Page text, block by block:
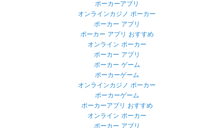
ポーカーアプリ
オンラインカジノ ポーカー
ポーカー アプリ
ポーカー アプリ おすすめ
オンライン ポーカー
ポーカー アプリ
ポーカー ゲーム
ポーカーゲーム
オンラインカジノ ポーカー
ポーカーゲーム
ポーカーアプリ おすすめ
オンライン ポーカー
ポーカー アプリ